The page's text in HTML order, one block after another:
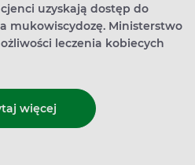
uzyskają dostęp do
mukowiscydozę. Ministerstwo
leczenia kobiecych
więcej